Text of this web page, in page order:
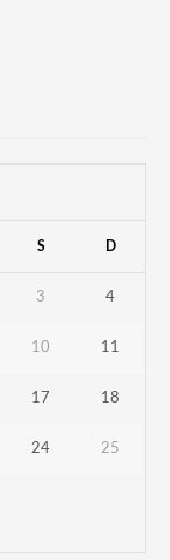
S D
3 4
10 11
17 18
24 25